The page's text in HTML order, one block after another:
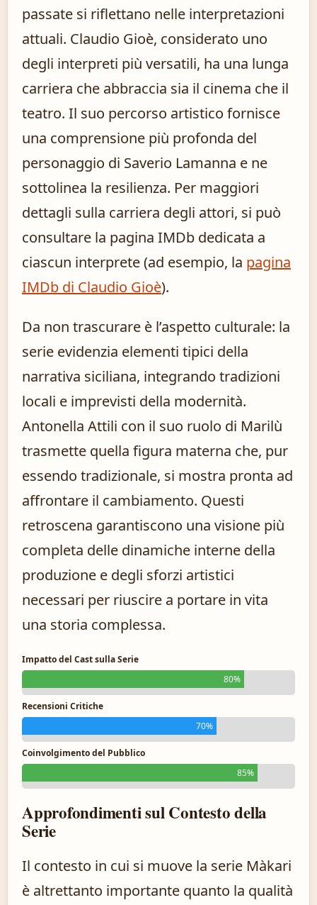
passate si riflettano nelle interpretazioni
attuali. Claudio Gioè, considerato uno
degli interpreti più versatili, ha una lunga
carriera che abbraccia sia il cinema che il
teatro. Il suo percorso artistico fornisce
una comprensione più profonda del
personaggio di Saverio Lamanna e ne
sottolinea la resilienza. Per maggiori
dettagli sulla carriera degli attori, si può
consultare la pagina IMDb dedicata a
ciascun interprete (ad esempio, la pagina
IMDb di Claudio Gioè).
Da non trascurare è l’aspetto culturale: la
serie evidenzia elementi tipici della
narrativa siciliana, integrando tradizioni
locali e imprevisti della modernità.
Antonella Attili con il suo ruolo di Marilù
trasmette quella figura materna che, pur
essendo tradizionale, si mostra pronta ad
affrontare il cambiamento. Questi
retroscena garantiscono una visione più
completa delle dinamiche interne della
produzione e degli sforzi artistici
necessari per riuscire a portare in vita
una storia complessa.
Impatto del Cast sulla Serie
80%
Recensioni Critiche
70%
Coinvolgimento del Pubblico
85%
Approfondimenti sul Contesto della
Serie
Il contesto in cui si muove la serie Màkari
è altrettanto importante quanto la qualità